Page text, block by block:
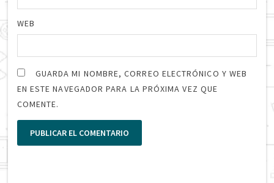
WEB
GUARDA MI NOMBRE, CORREO ELECTRÓNICO Y WEB
EN ESTE NAVEGADOR PARA LA PRÓXIMA VEZ QUE
COMENTE.